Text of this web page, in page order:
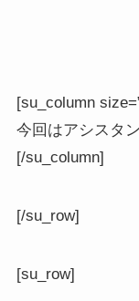
[su_column
今回はアシスタ
[/su_column]
[/su_row]
[su_row]